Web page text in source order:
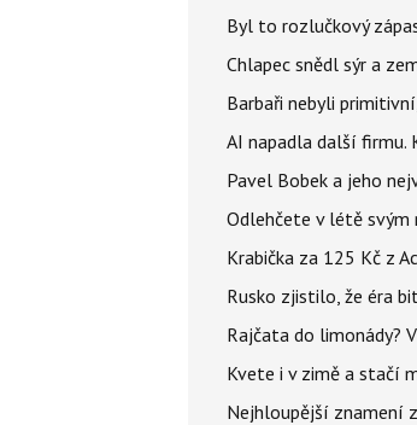
Byl to rozlučkový
Chlapec snědl sýr a
Barbaři nebyli
AI napadla další firmu.
Pavel Bobek a jeho
Odlehčete v létě svým
Krabička za 125 Kč z
Rusko zjistilo, že éra
Rajčata do limonády?
Kvete i v zimě a stačí
Nejhloupější znamení